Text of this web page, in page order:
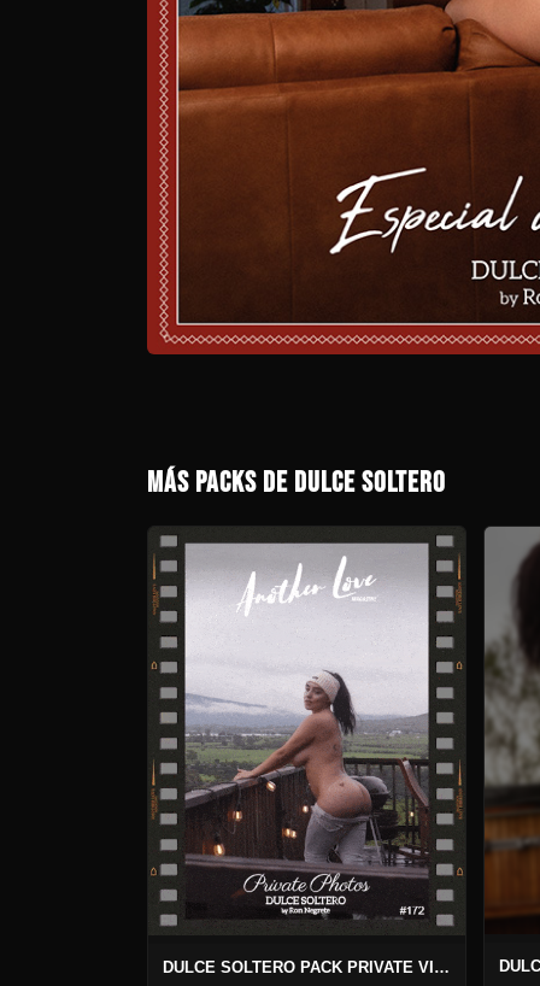
MÁS PACKS DE DULCE SOLTERO
DULCE SOLTERO PACK PRIVATE VIDEO 172